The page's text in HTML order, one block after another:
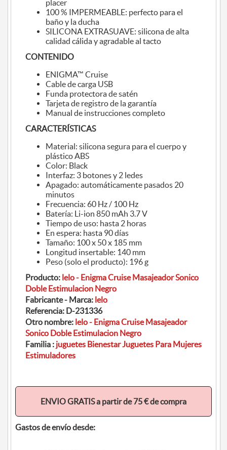
placer
100 % IMPERMEABLE: perfecto para el
baño y la ducha
SILICONA EXTRASUAVE: silicona de alta
calidad cálida y agradable al tacto
CONTENIDO
ENIGMA™ Cruise
Cable de carga USB
Funda protectora de satén
Tarjeta de registro de la garantía
Manual de instrucciones completo
CARACTERÍSTICAS
Material: silicona segura para el cuerpo y
plástico ABS
Color: Black
Interfaz: 3 botones y 2 ledes
Apagado: automáticamente pasados 20
minutos
Frecuencia: 60 Hz / 100 Hz
Batería: Li-ion 850 mAh 3.7 V
Tiempo de uso: hasta 2 horas
En espera: hasta 90 días
Tamaño: 100 x 50 x 185 mm
Longitud insertable: 140 mm
Peso (solo el producto): 196 g
Producto: lelo - Enigma Cruise Masajeador Sonico
Doble Estimulacion Negro
Fabricante - Marca: lelo
Referencia: D-231336
Otro nombre: lelo - Enigma Cruise Masajeador
Sonico Doble Estimulacion Negro
Familia : juguetes Bienestar Juguetes Para Mujeres
Estimuladores
ENVIO GRATIS a partir de 75 € de compra
Gastos de envío desde: